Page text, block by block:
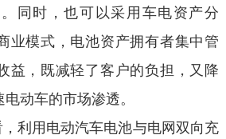
同时，也可以采用车电资产分
业模式，电池资产拥有者集中管
益，既减轻了客户的负担，又降
动车的市场渗透。
利用电动汽车电池与电网双向充